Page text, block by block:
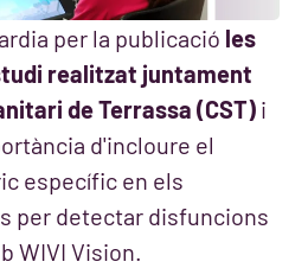
per la publicació les
realitzat juntament
de Terrassa (CST) i
d'incloure el
específic en els
per detectar disfuncions
WIVI Vision.